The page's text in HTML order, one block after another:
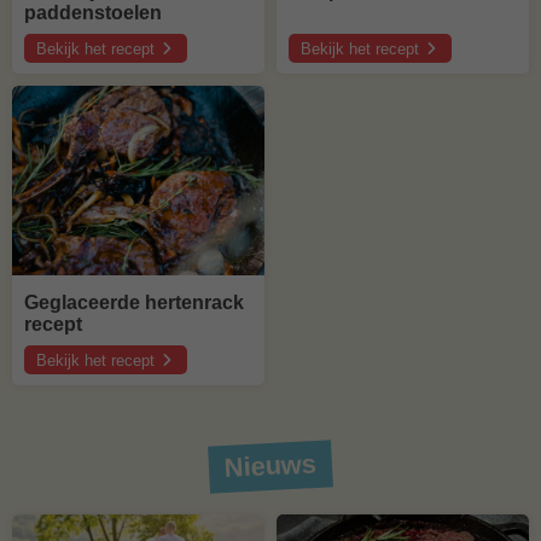
paddenstoelen
Bekijk het recept
over
Canette
filet
recept
met
rode
wijnsaus
en
wilde
paddenstoelen
Bekijk het recept
over
Bavette
Geglaceerde hertenrack
recept
Bekijk het recept
over
Geglaceerde
Nieuws